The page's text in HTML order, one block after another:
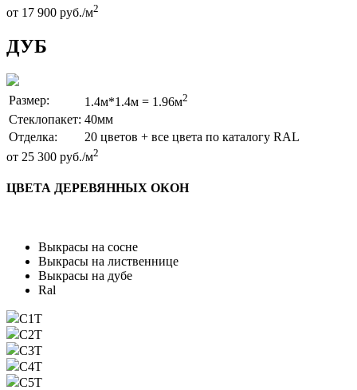
от 17 900 руб./м2
ДУБ
Размер: 1.4м*1.4м = 1.96м2
Стеклопакет: 40мм
Отделка:
20 цветов + все цвета по каталогу RAL
от 25 300 руб./м2
ЦВЕТА ДЕРЕВЯННЫХ ОКОН
Выкрасы на сосне
Выкрасы на лиственнице
Выкрасы на дубе
Ral
C1T
C2T
C3T
C4T
C5T